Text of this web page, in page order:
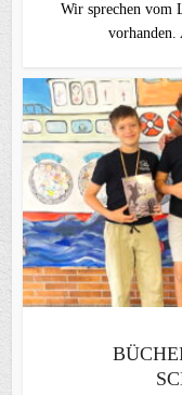
Wir sprechen vom
vorhanden.